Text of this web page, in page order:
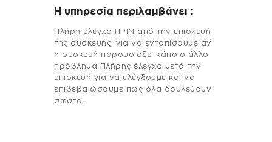
H υπηρεσία περιλαμβάνει :
Πλήρη έλεγχο ΠΡΙΝ από την επισκευή
της συσκευής, για να εντοπίσουμε αν
η συσκευή παρουσιάζει κάποιο άλλο
πρόβλημα Πλήρης έλεγχο μετά την
επισκευή για να ελέγξουμε και να
επιβεβαιώσουμε πως όλα δουλεύουν
σωστά.